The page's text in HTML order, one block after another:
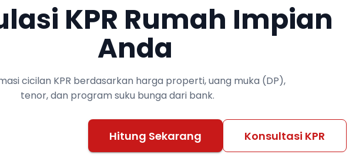
KPR Rumah Impian
Anda
cicilan KPR berdasarkan harga properti, uang muka (DP),
tenor, dan program suku bunga dari bank.
Hitung Sekarang Konsultasi KPR